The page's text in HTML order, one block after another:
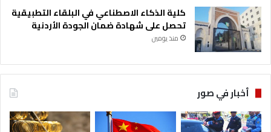
كلية الذكاء الاصطناعي في البلقاء التطبيقية
تحصل على شهادة ضمان الجودة الأردنية
منذ يومين
أخبار في صور